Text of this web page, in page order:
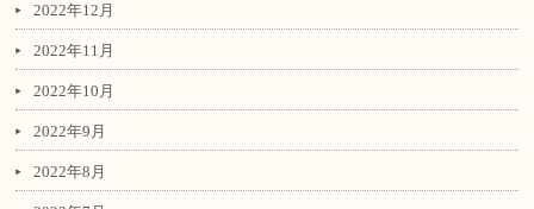
2022年12月
2022年11月
2022年10月
2022年9月
2022年8月